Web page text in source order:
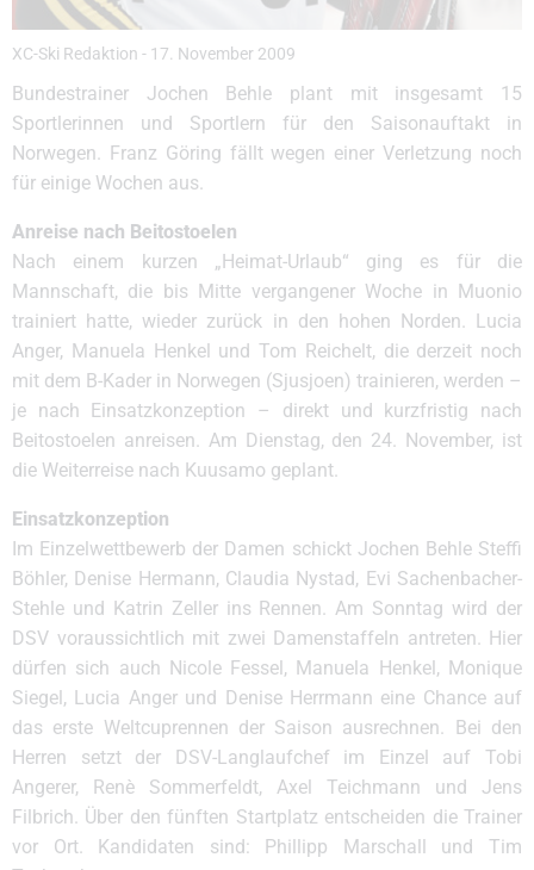
XC-Ski Redaktion - 17. November 2009
Bundestrainer Jochen Behle plant mit insgesamt 15
Sportlerinnen und Sportlern für den Saisonauftakt in
Norwegen. Franz Göring fällt wegen einer Verletzung noch
für einige Wochen aus.
Anreise nach Beitostoelen
Nach einem kurzen „Heimat-Urlaub“ ging es für die
Mannschaft, die bis Mitte vergangener Woche in Muonio
trainiert hatte, wieder zurück in den hohen Norden. Lucia
Anger, Manuela Henkel und Tom Reichelt, die derzeit noch
mit dem B-Kader in Norwegen (Sjusjoen) trainieren, werden –
je nach Einsatzkonzeption – direkt und kurzfristig nach
Beitostoelen anreisen. Am Dienstag, den 24. November, ist
die Weiterreise nach Kuusamo geplant.
Einsatzkonzeption
Im Einzelwettbewerb der Damen schickt Jochen Behle Steffi
Böhler, Denise Hermann, Claudia Nystad, Evi Sachenbacher-
Stehle und Katrin Zeller ins Rennen. Am Sonntag wird der
DSV voraussichtlich mit zwei Damenstaffeln antreten. Hier
dürfen sich auch Nicole Fessel, Manuela Henkel, Monique
Siegel, Lucia Anger und Denise Herrmann eine Chance auf
das erste Weltcuprennen der Saison ausrechnen. Bei den
Herren setzt der DSV-Langlaufchef im Einzel auf Tobi
Angerer, Renè Sommerfeldt, Axel Teichmann und Jens
Filbrich. Über den fünften Startplatz entscheiden die Trainer
vor Ort. Kandidaten sind: Phillipp Marschall und Tim